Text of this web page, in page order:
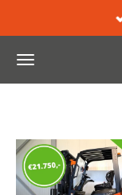
direct
naar
de